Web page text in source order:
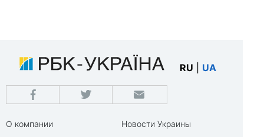
RU UA
О компании
Новости Украины